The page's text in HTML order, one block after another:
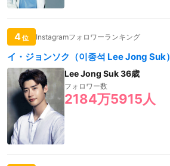
4位 Instagramフォロワーランキング
イ・ジョンソク（이종석 Lee Jong Suk）
Lee Jong Suk 36歳
フォロワー数
2184万5915人